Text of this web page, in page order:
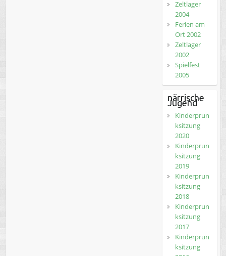
Zeltlager
2004
Ferien am
Ort 2002
Zeltlager
2002
Spielfest
2005
närrische
Jugend
Kinderprun
ksitzung
2020
Kinderprun
ksitzung
2019
Kinderprun
ksitzung
2018
Kinderprun
ksitzung
2017
Kinderprun
ksitzung